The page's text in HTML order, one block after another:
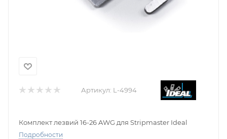
Артикул: L-4994
Комплект лезвий 16-26 AWG для Stripmaster Ideal
Подробности